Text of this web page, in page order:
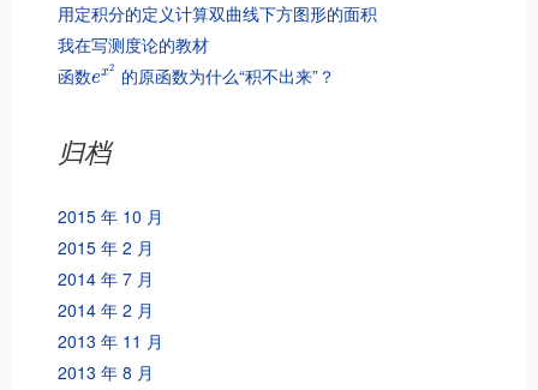
用定积分的定义计算双曲线下方图形的面积
我在写测度论的教材
函数ex2 的原函数为什么“积不出来”？
归档
2015 年 10 月
2015 年 2 月
2014 年 7 月
2014 年 2 月
2013 年 11 月
2013 年 8 月